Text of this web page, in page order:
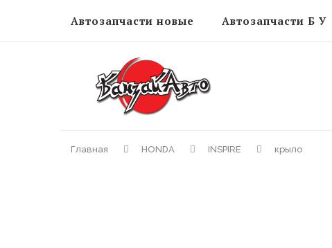
Автозапчасти новые Автозапчасти Б У
Главная HONDA INSPIRE крыло